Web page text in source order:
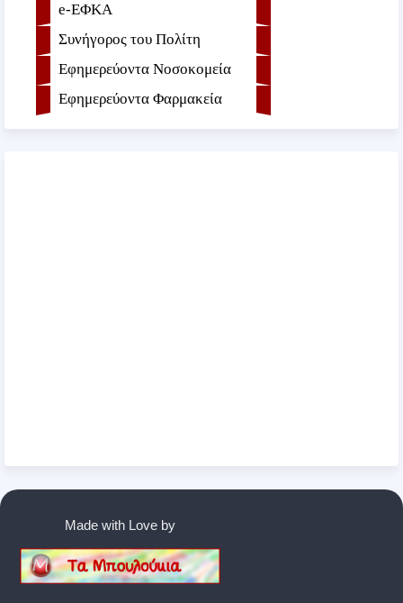
e-ΕΦKA
Συνήγορος του Πολίτη
Εφημερεύοντα Νοσοκομεία
Εφημερεύοντα Φαρμακεία
Made with Love by